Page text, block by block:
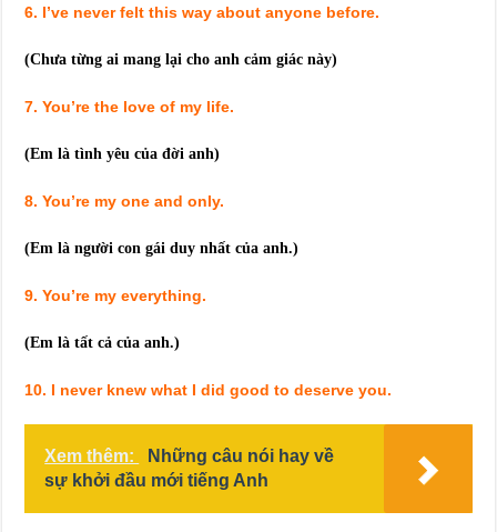
6. I’ve never felt this way about anyone before.
(Chưa từng ai mang lại cho anh cảm giác này)
7. You’re the love of my life.
(Em là tình yêu của đời anh)
8. You’re my one and only.
(Em là người con gái duy nhất của anh.)
9. You’re my everything.
(Em là tất cả của anh.)
10. I never knew what I did good to deserve you.
Xem thêm:
Những câu nói hay về
sự khởi đầu mới tiếng Anh